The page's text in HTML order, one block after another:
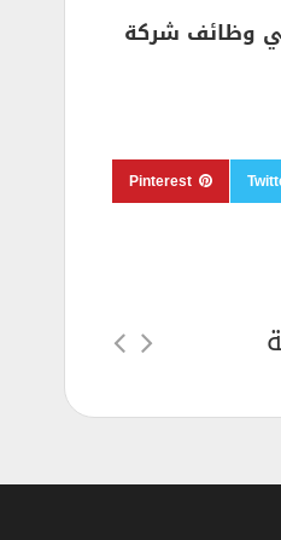
وظائف شركة
Pinterest